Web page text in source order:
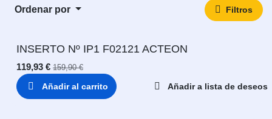
Ordenar por Filtros
INSERTO Nº IP1 F02121 ACTEON
119,93 € 159,90€
Añadir al carrito Añadir a lista de deseos